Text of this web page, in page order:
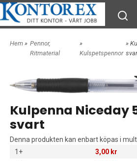
Hem » Pennor,
Ritmaterial
»
Kulspetspennor
»
Kulpenna Niceday
svart
Denna produkten kan enbart köpas i
1+
3,00 kr